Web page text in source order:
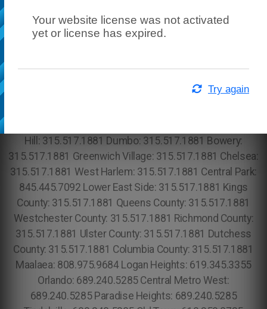
Your website license was not activated
yet or license has expired.
Try again